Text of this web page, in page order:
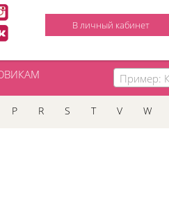
В личный кабинет
Пример:
P R S T V W